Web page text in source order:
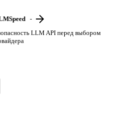
-
LLM API перед выбором